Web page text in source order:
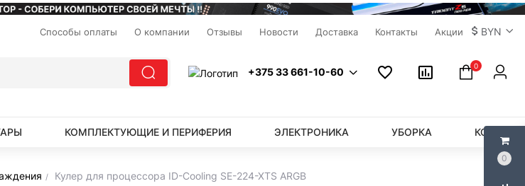
0
Способы оплаты О компании Отзывы Новости Доставка Контакты Акции BYN
+375 33 661-10-60
0
КОМПЛЕКТУЮЩИЕ И ПЕРИФЕРИЯ ЭЛЕКТРОНИКА УБОРКА
Кулер для процессора ID-Cooling SE-224-XTS ARGB